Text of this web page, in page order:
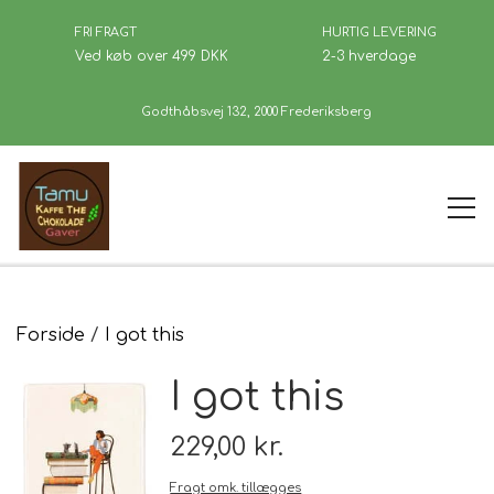
FRI FRAGT
Ved køb over 499 DKK
HURTIG LEVERING
2-3 hverdage
Godthåbsvej 132, 2000 Frederiksberg
Kaffe
Se Butikken
Forside I got this
I got this
229,00 kr.
Fragt omk. tillægges